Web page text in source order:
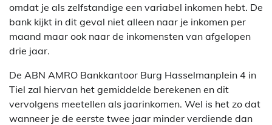
omdat je als zelfstandige een variabel inkomen hebt. De
bank kijkt in dit geval niet alleen naar je inkomen per
maand maar ook naar de inkomensten van afgelopen
drie jaar.
De ABN AMRO Bankkantoor Burg Hasselmanplein 4 in
Tiel zal hiervan het gemiddelde berekenen en dit
vervolgens meetellen als jaarinkomen. Wel is het zo dat
wanneer je de eerste twee jaar minder verdiende dan